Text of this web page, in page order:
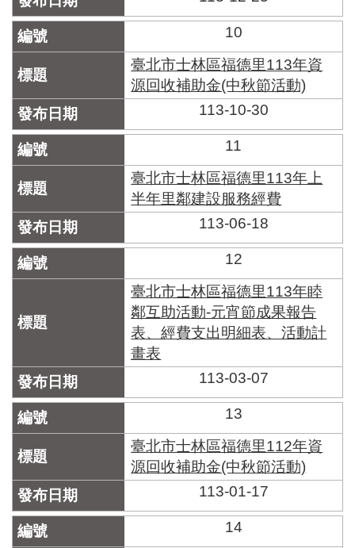
10
臺北市士林區福德里113年資
源回收補助金(中秋節活動)
113-10-30
11
臺北市士林區福德里113年上
半年里鄰建設服務經費
113-06-18
12
臺北市士林區福德里113年睦
鄰互助活動-元宵節成果報告
表、經費支出明細表、活動計
畫表
113-03-07
13
臺北市士林區福德里112年資
源回收補助金(中秋節活動)
113-01-17
14